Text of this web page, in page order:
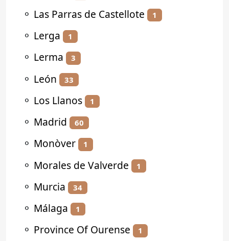
⚬ Las Parras de Castellote 1
⚬ Lerga 1
⚬ Lerma 3
⚬ León 33
⚬ Los Llanos 1
⚬ Madrid 60
⚬ Monòver 1
⚬ Morales de Valverde 1
⚬ Murcia 34
⚬ Málaga 1
⚬ Province Of Ourense 1